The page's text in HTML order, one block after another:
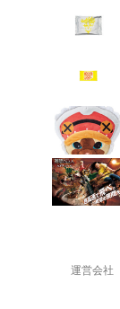
運営会社